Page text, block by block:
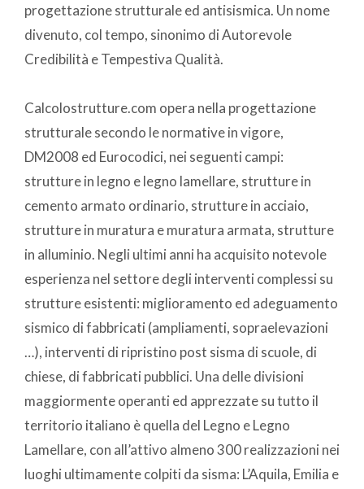
progettazione strutturale ed antisismica. Un nome
divenuto, col tempo, sinonimo di Autorevole
Credibilità e Tempestiva Qualità.
Calcolostrutture.com opera nella progettazione
strutturale secondo le normative in vigore,
DM2008 ed Eurocodici, nei seguenti campi:
strutture in legno e legno lamellare, strutture in
cemento armato ordinario, strutture in acciaio,
strutture in muratura e muratura armata, strutture
in alluminio. Negli ultimi anni ha acquisito notevole
esperienza nel settore degli interventi complessi su
strutture esistenti: miglioramento ed adeguamento
sismico di fabbricati (ampliamenti, sopraelevazioni
…), interventi di ripristino post sisma di scuole, di
chiese, di fabbricati pubblici. Una delle divisioni
maggiormente operanti ed apprezzate su tutto il
territorio italiano è quella del Legno e Legno
Lamellare, con all’attivo almeno 300 realizzazioni nei
luoghi ultimamente colpiti da sisma: L’Aquila, Emilia e